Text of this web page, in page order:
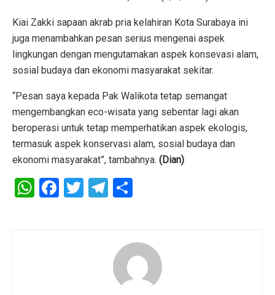
Kiai Zakki sapaan akrab pria kelahiran Kota Surabaya ini
juga menambahkan pesan serius mengenai aspek
lingkungan dengan mengutamakan aspek konsevasi alam,
sosial budaya dan ekonomi masyarakat sekitar.
“Pesan saya kepada Pak Walikota tetap semangat
mengembangkan eco-wisata yang sebentar lagi akan
beroperasi untuk tetap memperhatikan aspek ekologis,
termasuk aspek konservasi alam, sosial budaya dan
ekonomi masyarakat”, tambahnya. (Dian)
W
h
F
a
T
wi
T
el
gr
a
m
e